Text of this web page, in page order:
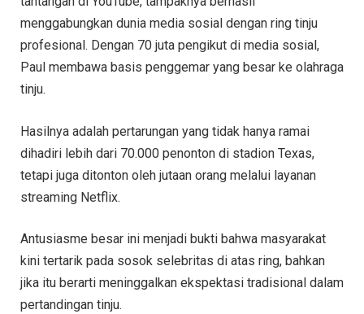
menggabungkan dunia media sosial dengan ring tinju
profesional. Dengan 70 juta pengikut di media sosial,
Paul membawa basis penggemar yang besar ke olahraga
tinju.
Hasilnya adalah pertarungan yang tidak hanya ramai
dihadiri lebih dari 70.000 penonton di stadion Texas,
tetapi juga ditonton oleh jutaan orang melalui layanan
streaming Netflix.
Antusiasme besar ini menjadi bukti bahwa masyarakat
kini tertarik pada sosok selebritas di atas ring, bahkan
jika itu berarti meninggalkan ekspektasi tradisional dalam
pertandingan tinju.